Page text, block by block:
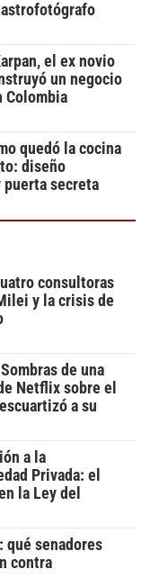
el ex novio
un negocio
Colombia
quedó la cocina
diseño
secreta
consultoras
y la crisis de
de una
Netflix sobre el
a su
a la
Privada: el
la Ley del
qué senadores
contra